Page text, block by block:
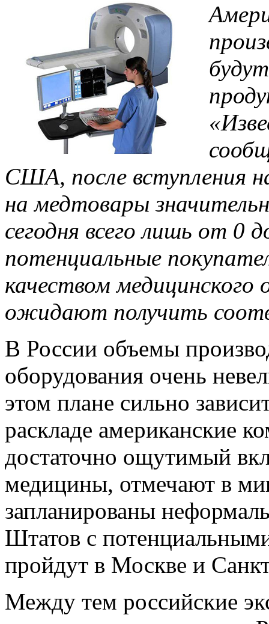
США, после вступления
на медтовары
сегодня всего лишь от 0
потенциальные
качеством
ожидают получить
В России объемы
оборудования очень
этом плане сильно
раскладе американские
достаточно ощутимый
медицины, отмечают в
запланированы
Штатов с
пройдут в Москве и
Между тем российские